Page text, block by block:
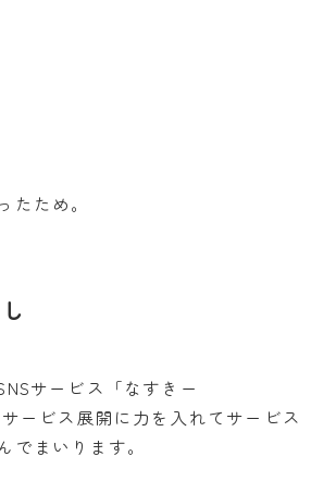
たため。
サービス「なすきー
ービス展開に力を入れてサービス
でまいります。